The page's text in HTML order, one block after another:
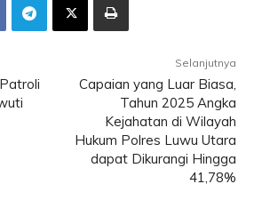
Selanjutnya
Capaian yang Luar Biasa,
Tahun 2025 Angka
Kejahatan di Wilayah
Hukum Polres Luwu Utara
dapat Dikurangi Hingga
41,78%